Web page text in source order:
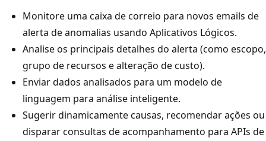
Monitore uma caixa de correio para novos emails de
alerta de anomalias usando Aplicativos Lógicos.
Analise os principais detalhes do alerta (como escopo,
grupo de recursos e alteração de custo).
Enviar dados analisados para um modelo de
linguagem para análise inteligente.
Sugerir dinamicamente causas, recomendar ações ou
disparar consultas de acompanhamento para APIs de